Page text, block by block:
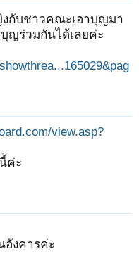
กับชาวคณะเอาบุญมา
ญร่วมกันได้เลยค่ะ
view.asp?
ค่ะ
อังคารค่ะ